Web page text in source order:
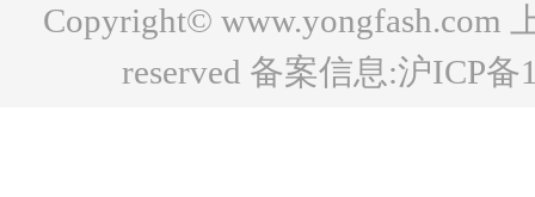
Copyright© www.yongfash.com
reserved 备案信息:沪ICP备